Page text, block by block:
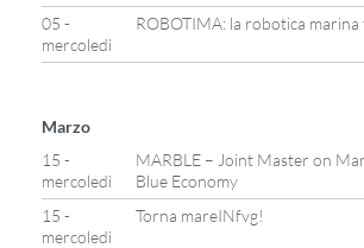
05 -
mercoledì
ROBOTIMA: la robotica
Marzo
15 -
mercoledì
MARBLE – Joint Master on
Blue Economy
15 -
mercoledì
Torna mareINfvg!